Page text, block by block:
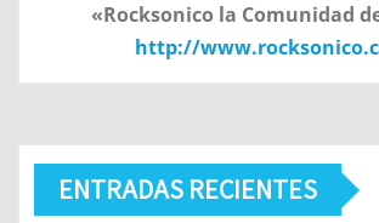
«Rocksonico la Comunidad
http://
ENTRADAS RECIENTES